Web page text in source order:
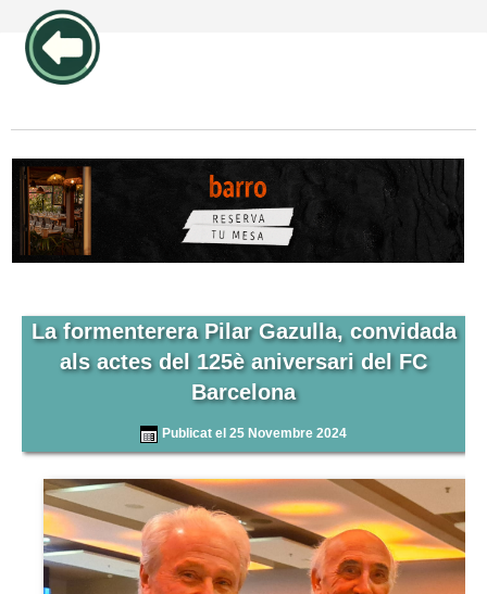
La formenterera Pilar Gazulla, convidada
als actes del 125è aniversari del FC
Barcelona
Publicat el 25 Novembre 2024